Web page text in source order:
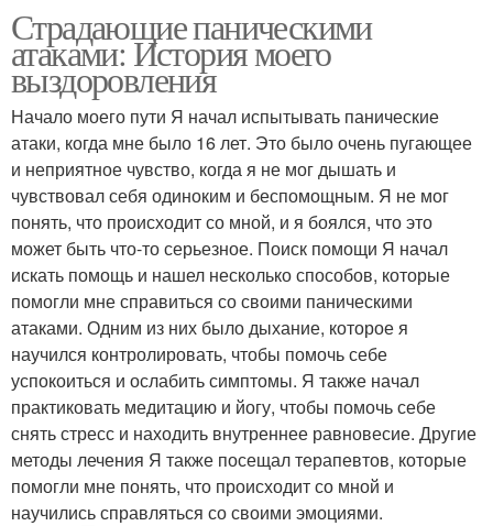
Страдающие паническими
атаками: История моего
выздоровления
Начало моего пути Я начал испытывать панические
атаки, когда мне было 16 лет. Это было очень пугающее
и неприятное чувство, когда я не мог дышать и
чувствовал себя одиноким и беспомощным. Я не мог
понять, что происходит со мной, и я боялся, что это
может быть что-то серьезное. Поиск помощи Я начал
искать помощь и нашел несколько способов, которые
помогли мне справиться со своими паническими
атаками. Одним из них было дыхание, которое я
научился контролировать, чтобы помочь себе
успокоиться и ослабить симптомы. Я также начал
практиковать медитацию и йогу, чтобы помочь себе
снять стресс и находить внутреннее равновесие. Другие
методы лечения Я также посещал терапевтов, которые
помогли мне понять, что происходит со мной и
научились справляться со своими эмоциями.